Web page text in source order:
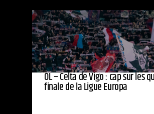
OL – Celta de Vigo : cap sur les
finale de la Ligue Europa